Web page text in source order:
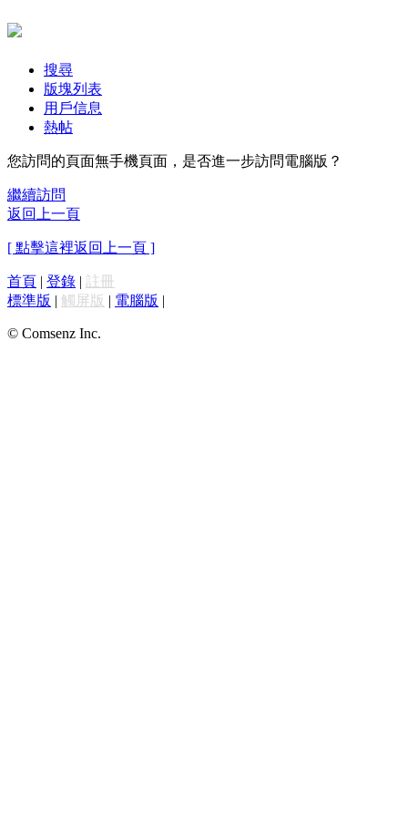
搜尋
版塊列表
用戶信息
熱帖
您訪問的頁面無手機頁面，是否進一步訪問電腦版？
繼續訪問
返回上一頁
[ 點擊這裡返回上一頁 ]
首頁 | 登錄 | 註冊
標準版 | 觸屏版 | 電腦版 |
© Comsenz Inc.